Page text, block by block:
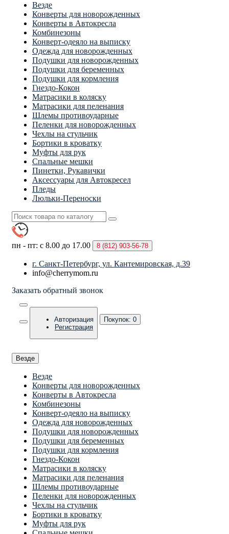
Везде
Конверты для новорожденных
Конверты в Автокресла
Комбинезоны
Конверт-одеяло на выписку
Одежда для новорожденных
Подушки для новорожденных
Подушки для беременных
Подушки для кормления
Гнездо-Кокон
Матрасики в коляску
Матрасики для пеленания
Шлемы противоударные
Пеленки для новорожденных
Чехлы на стульчик
Бортики в кроватку
Муфты для рук
Спальные мешки
Пинетки, Рукавички
Аксессуары для Автокресел
Пледы
Люльки-Переноски
пн - пт: с 8.00 до 17.00 8 (812) 903-56-78
г. Санкт-Петербург, ул. Кантемировская, д.39
info@cherrymom.ru
Заказать обратный звонок
Авторизация
Регистрация
Покупок: 0
Везде
Везде
Конверты для новорожденных
Конверты в Автокресла
Комбинезоны
Конверт-одеяло на выписку
Одежда для новорожденных
Подушки для новорожденных
Подушки для беременных
Подушки для кормления
Гнездо-Кокон
Матрасики в коляску
Матрасики для пеленания
Шлемы противоударные
Пеленки для новорожденных
Чехлы на стульчик
Бортики в кроватку
Муфты для рук